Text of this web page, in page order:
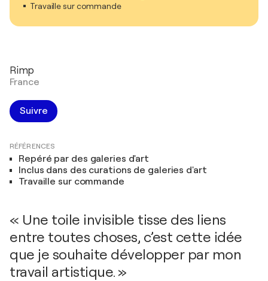
Travaille sur commande
Rimp
France
Suivre
RÉFÉRENCES
Repéré par des galeries d'art
Inclus dans des curations de galeries d'art
Travaille sur commande
« Une toile invisible tisse des liens
entre toutes choses, c’est cette idée
que je souhaite développer par mon
travail artistique. »